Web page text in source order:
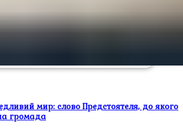
мир: слово Предстоятеля, до якого
громада